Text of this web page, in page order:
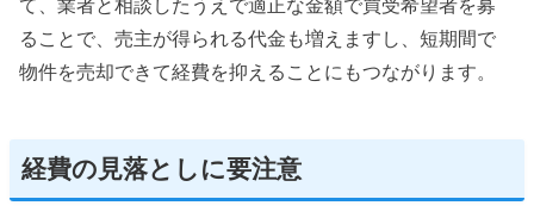
て、業者と相談したうえで適正な金額で買受希望者を募
ることで、売主が得られる代金も増えますし、短期間で
物件を売却できて経費を抑えることにもつながります。
経費の見落としに要注意